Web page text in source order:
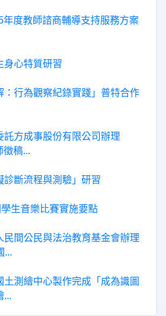
年度教師諮商輔導支持服務方案
身心特質研習
：行為觀察紀錄實踐」普特合作
託方成事股份有限公司辦理
徵稿...
診斷流程與測驗」研習
生音樂比賽實施要點
民間公民與法治教育基金會辦理
...
土測繪中心製作完成「成為識圖
...